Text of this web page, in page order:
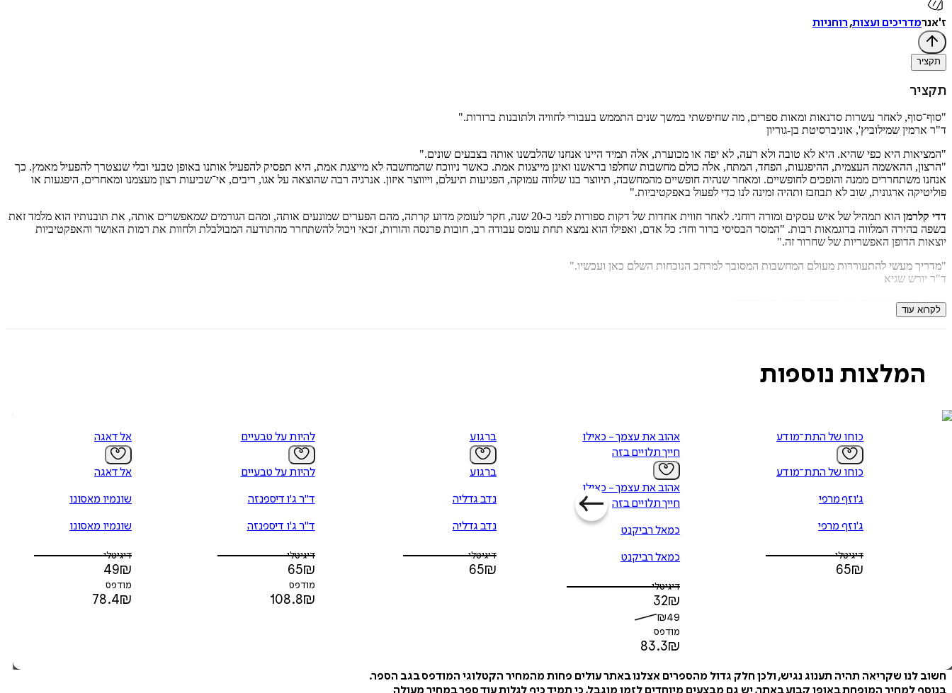
ז'אנרמדריכים ועצות,רוחניות
תקציר
תקציר
"סוף־סוף, לאחר עשרות סדנאות ומאות ספרים, מה שחיפשתי במשך שנים התממש בעבורי לחוויה ולתובנות ברורות."
ד"ר ארמין שמילוביץ', אוניברסיטת בן-גוריון
"המציאות היא כפי שהיא. היא לא טובה ולא רעה, לא יפה או מכוערת, אלה תמיד היינו אנחנו שהלבשנו אותה בצבעים שונים."
"הרצון, ההאשמה העצמית, ההיפגעות, הפחד, המתח, אלה כולם מחשבות שחלפו בראשנו ואינן מייצגות אמת. כאשר ניווכח שהמחשבה לא מייצגת אמת, היא תפסיק להפעיל אותנו באופן טבעי ובלי שנצטרך להפעיל מאמץ. כך
אנחנו משתחררים ממנה והופכים לחופשיים. ומאחר שנהיה חופשיים מהמחשבה, תיווצר בנו שלווה עמוקה, הפגיעות תיעלם, וייווצר איזון. אנרגיה רבה שהוצאה על אגו, ריבים, אי־שביעות רצון מעצמנו ומאחרים, היפגעות או
פוליטיקה ארגונית, שוב לא תבוזבז ותהיה זמינה לנו כדי לפעול באפקטיביות."
דדי קלרמן
הוא תמהיל של איש עסקים ומורה רוחני. לאחר חווית אחדות של דקות ספורות לפני כ-20 שנה, חקר לעומק מדוע קרתה, מהם הפערים שמונעים אותה, ומהם הגורמים שמאפשרים אותה, את תובנותיו הוא מלמד זאת
בשפה בהירה המלווה בדוגמאות רבות. "המסר הבסיסי ברור וחד: כל אדם, ואפילו הוא נמצא תחת עומס עבודה רב, חובות פרנסה והורות, זכאי ויכול להשתחרר מהתודעה המבולבלת ולחוות את רמות האושר והאפקטיביות
יוצאות הדופן האפשריות של שחרור זה."
"מדריך מעשי להתעוררות מעולם המחשבות המסובך למרחב הנוכחות השלם כאן ועכשיו."
ד"ר יורש שגיא
"גישה יישומית לחיים עם בהירות התבוננות והודיה"
ד"ר שחר לב ארי, אוניברסיטת תל־אביב
לקרוא עוד
המלצות נוספות
כוחו של התת־מודע
כוחו של התת־מודע
ג'וזף מרפי
ג'וזף מרפי
דיגיטלי
65₪
אהוב את עצמך - כאילו
חייך תלויים בזה
אהוב את עצמך - כאילו
חייך תלויים בזה
כמאל רביקנט
כמאל רביקנט
דיגיטלי
32₪
₪49
מודפס
83.3₪
ברגוע
ברגוע
נדב גדליה
נדב גדליה
דיגיטלי
65₪
להיות על טבעיים
להיות על טבעיים
ד"ר ג'ו דיספנזה
ד"ר ג'ו דיספנזה
דיגיטלי
65₪
מודפס
108.8₪
אל דאגה
אל דאגה
שונמיו מאסונו
שונמיו מאסונו
דיגיטלי
49₪
מודפס
78.4₪
חשוב לנו שקריאה תהיה תענוג נגיש, ולכן חלק גדול מהספרים אצלנו באתר עולים פחות מהמחיר הקטלוגי המודפס בגב הספר.
בנוסף למחיר המופחת באופן קבוע באתר, יש גם מבצעים מיוחדים לזמן מוגבל, כי תמיד כיף לגלות עוד ספר במחיר מעולה